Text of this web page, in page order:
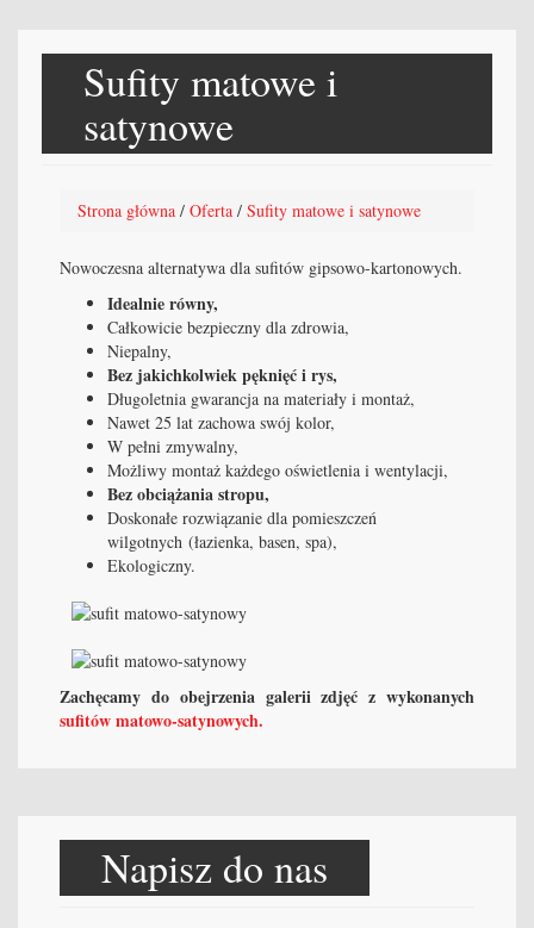
Sufity matowe i
satynowe
Strona główna / Oferta / Sufity matowe i satynowe
Nowoczesna alternatywa dla sufitów gipsowo-kartonowych.
Idealnie równy,
Całkowicie bezpieczny dla zdrowia,
Niepalny,
Bez jakichkolwiek pęknięć i rys,
Długoletnia gwarancja na materiały i montaż,
Nawet 25 lat zachowa swój kolor,
W pełni zmywalny,
Możliwy montaż każdego oświetlenia i wentylacji,
Bez obciążania stropu,
Doskonałe rozwiązanie dla pomieszczeń
wilgotnych (łazienka, basen, spa),
Ekologiczny.
Zachęcamy do obejrzenia galerii zdjęć z wykonanych
sufitów matowo-satynowych.
Napisz do nas